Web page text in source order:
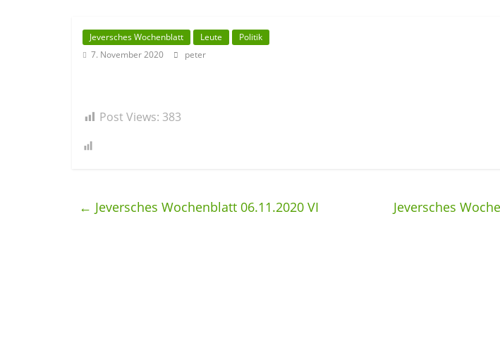
Jeversches Wochenblatt Leute
Politik
7. November 2020
peter
Post Views: 383
← Jeversches Wochenblatt 06.11.2020 VI Jeversches